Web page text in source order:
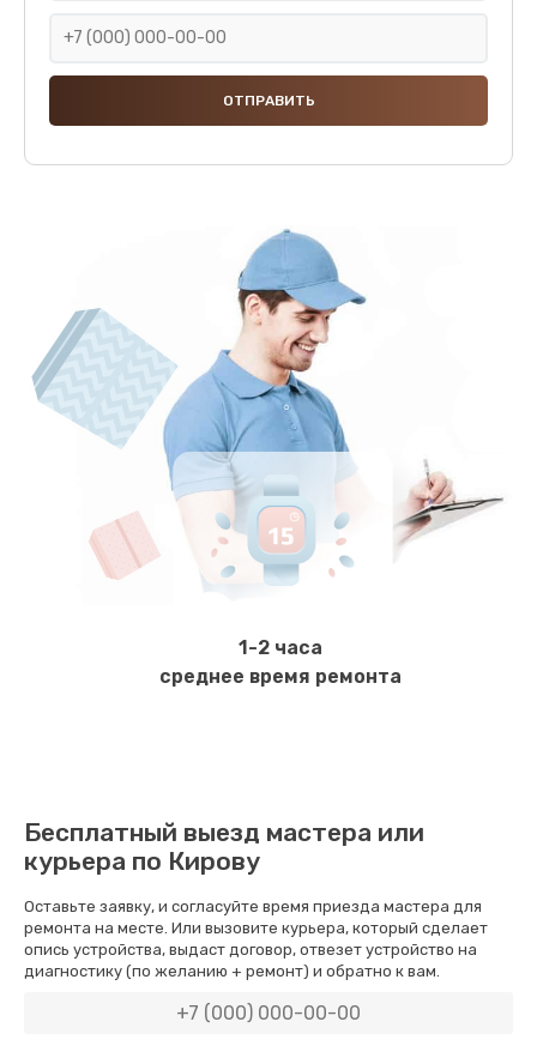
1-2 часа
среднее время ремонта
Бесплатный выезд мастера или
курьера по Кирову
Оставьте заявку, и согласуйте время приезда мастера для
ремонта на месте. Или вызовите курьера, который сделает
опись устройства, выдаст договор, отвезет устройство на
диагностику (по желанию + ремонт) и обратно к вам.